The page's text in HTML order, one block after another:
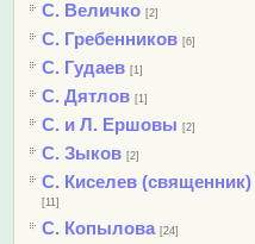
С. Величко [2]
С. Гребенников [6]
С. Гудаев [1]
С. Дятлов [1]
С. и Л. Ершовы [2]
С. Зыков [2]
С. Киселев (священник)
[11]
С. Копылова [24]